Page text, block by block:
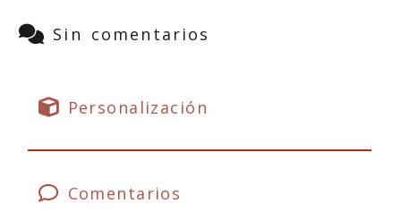
Sin comentarios
Personalización
Comentarios